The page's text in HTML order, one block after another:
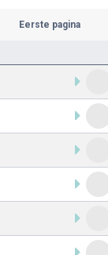
Eerste pagina